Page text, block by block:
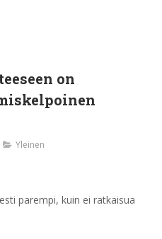
on
Yleinen
parempi, kuin ei ratkaisua